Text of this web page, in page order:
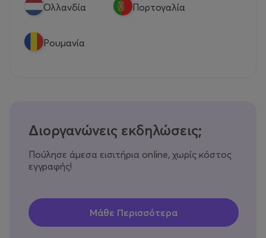
Ολλανδία Πορτογαλία
Ρουμανία
Διοργανώνεις εκδηλώσεις;
Πούλησε άμεσα εισιτήρια online, χωρίς κόστος
εγγραφής!